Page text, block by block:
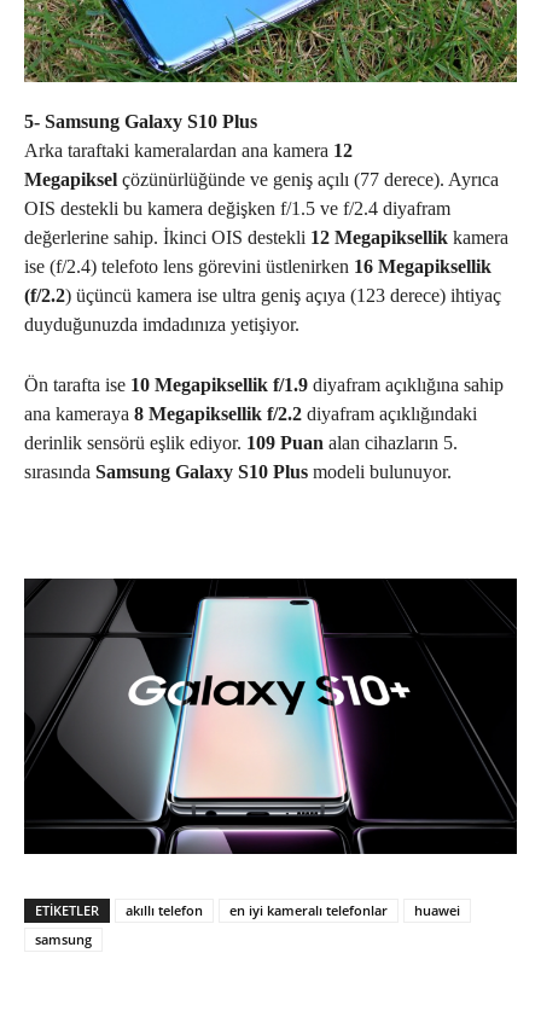
5- Samsung Galaxy S10 Plus
Arka taraftaki kameralardan ana kamera 12
Megapiksel çözünürlüğünde ve geniş açılı (77 derece). Ayrıca
OIS destekli bu kamera değişken f/1.5 ve f/2.4 diyafram
değerlerine sahip. İkinci OIS destekli 12 Megapiksellik kamera
ise (f/2.4) telefoto lens görevini üstlenirken 16 Megapiksellik
(f/2.2) üçüncü kamera ise ultra geniş açıya (123 derece) ihtiyaç
duyduğunuzda imdadınıza yetişiyor.
Ön tarafta ise 10 Megapiksellik f/1.9 diyafram açıklığına sahip
ana kameraya 8 Megapiksellik f/2.2 diyafram açıklığındaki
derinlik sensörü eşlik ediyor. 109 Puan alan cihazların 5.
sırasında Samsung Galaxy S10 Plus modeli bulunuyor.
ETIKETLER akıllı telefon en iyi kameralı telefonlar
huawei
samsung